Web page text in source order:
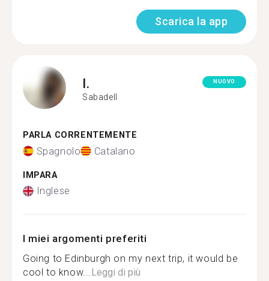
Scarica la app
I.
Sabadell
NUOVO
PARLA CORRENTEMENTE
Spagnolo Catalano
IMPARA
Inglese
I miei argomenti preferiti
Going to Edinburgh on my next trip, it would be
cool to know...Leggi di più